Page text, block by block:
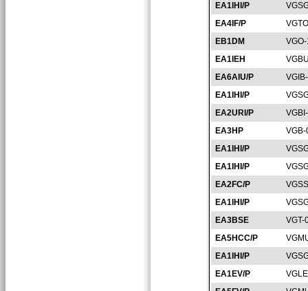
EA1IHI/P
EA4IF/P
EB1DM
EA1IEH
EA6AIU/P
EA1IHI/P
EA2URI/P
EA3HP
EA1IHI/P
EA1IHI/P
EA2FC/P
EA1IHI/P
EA3BSE
VGT-
EA5HCC/P
EA1IHI/P
EA1EV/P